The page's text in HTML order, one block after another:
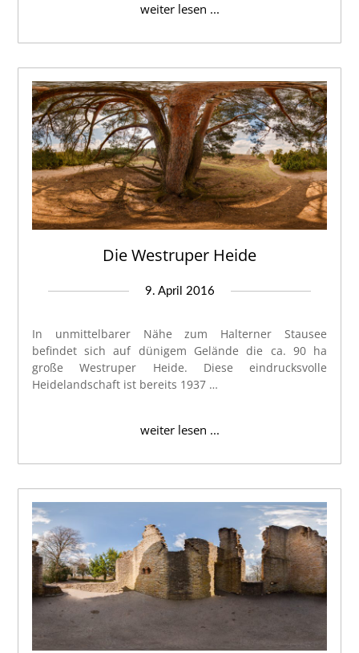
weiter lesen ...
Die Westruper Heide
9. April 2016
In unmittelbarer Nähe zum Halterner Stausee
befindet sich auf dünigem Gelände die ca. 90 ha
große Westruper Heide. Diese eindrucksvolle
Heidelandschaft ist bereits 1937 …
weiter lesen ...